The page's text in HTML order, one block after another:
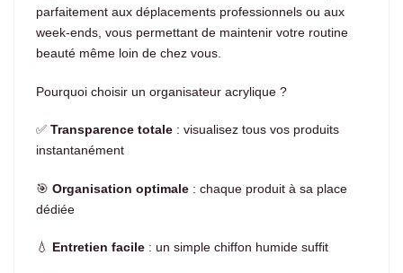
parfaitement aux déplacements professionnels ou aux
week-ends, vous permettant de maintenir votre routine
beauté même loin de chez vous.
Pourquoi choisir un organisateur acrylique ?
✅ Transparence totale : visualisez tous vos produits
instantanément
🎯 Organisation optimale : chaque produit à sa place
dédiée
💧 Entretien facile : un simple chiffon humide suffit